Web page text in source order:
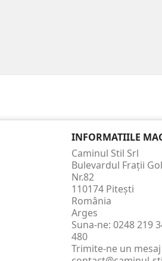
INFORMATIILE
Caminul Stil Srl
Bulevardul Frații
Nr.82
110174 Pitești
România
Arges
Suna-ne: 0248 219
480
Trimite-ne un mesaj